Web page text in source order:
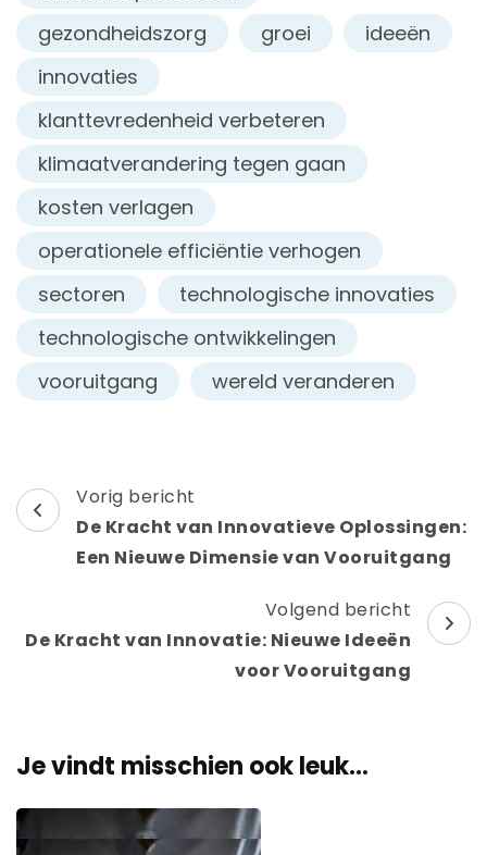
gezondheidszorg
groei
ideeën
innovaties
klanttevredenheid verbeteren
klimaatverandering tegen gaan
kosten verlagen
operationele efficiëntie verhogen
sectoren
technologische innovaties
technologische ontwikkelingen
vooruitgang
wereld veranderen
Berichtnavigatie
Vorig bericht
De Kracht van Innovatieve Oplossingen:
Een Nieuwe Dimensie van Vooruitgang
Volgend bericht
De Kracht van Innovatie: Nieuwe Ideeën
voor Vooruitgang
Je vindt misschien ook leuk...